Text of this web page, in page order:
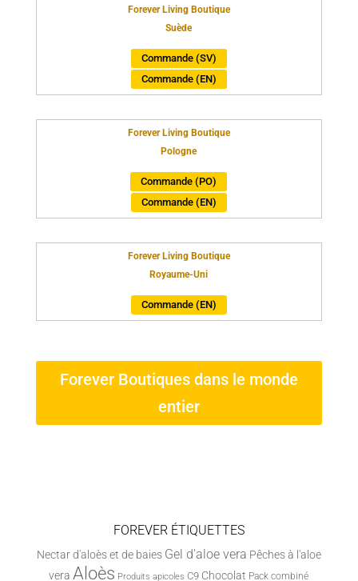
Forever Living Boutique
Suède
Commande (SV)
Commande (EN)
Forever Living Boutique
Pologne
Commande (PO)
Commande (EN)
Forever Living Boutique
Royaume-Uni
Commande (EN)
Forever Boutiques dans le monde
entier
FOREVER ÉTIQUETTES
Nectar d'aloès et de baies Gel d'aloe vera Pêches à l'aloe
vera Aloès Produits apicoles C9 Chocolat Pack combiné